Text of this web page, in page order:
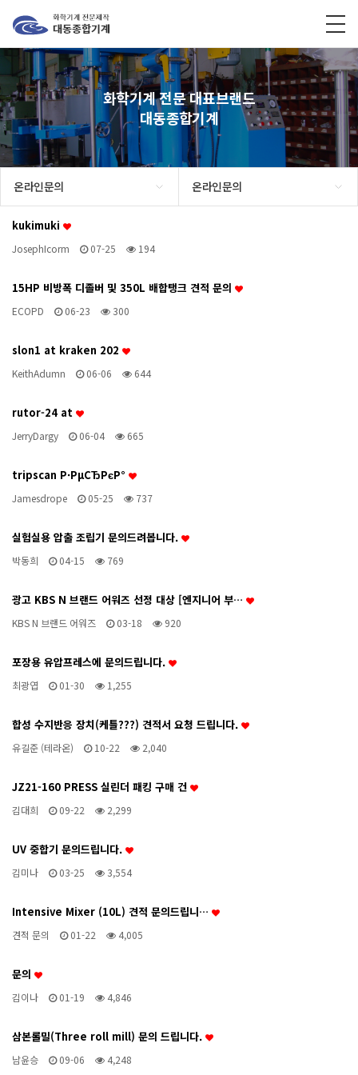
화학기계 전문 대표브랜드
대동종합기계
온라인문의 온라인문의
kukimuki
JosephIcorm 07-25 194
15HP 비방폭 디졸버 및 350L 배합탱크 견적 문의
ECOPD 06-23 300
slon1 at kraken 202
KeithAdumn 06-06 644
rutor-24 at
JerryDargy 06-04 665
tripscan Р·РµСЂРєР°
Jamesdrope 05-25 737
실험실용 압출 조립기 문의드려봅니다.
박동희 04-15 769
광고 KBS N 브랜드 어워즈 선정 대상 [엔지니어 부…
KBS N 브랜드 어워즈 03-18 920
포장용 유압프레스에 문의드립니다.
최광엽 01-30 1,255
합성 수지반응 장치(케틀???) 견적서 요청 드립니다.
유길준 (테라온) 10-22 2,040
JZ21-160 PRESS 실린더 패킹 구매 건
김대희 09-22 2,299
UV 중합기 문의드립니다.
김미나 03-25 3,554
Intensive Mixer (10L) 견적 문의드립니…
견적 문의 01-22 4,005
문의
김이나 01-19 4,846
삼본롤밀(Three roll mill) 문의 드립니다.
남윤승 09-06 4,248